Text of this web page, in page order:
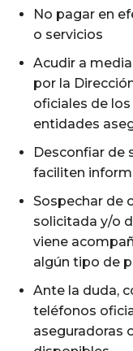
No pagar en
o servicios
Acudir a
por la
oficiales de
entidades
Desconfiar de
faciliten
Sospechar de
solicitada y/o
viene
algún tipo de
Ante la duda,
teléfonos
aseguradoras